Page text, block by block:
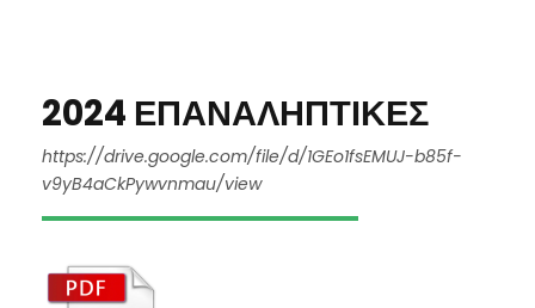
2024 ΕΠΑΝΑΛΗΠΤΙΚΕΣ
https://drive.google.com/file/d/1GEo1fsEMUJ-b85f-
v9yB4aCkPywvnmau/view